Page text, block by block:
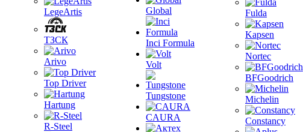
LegeArtis
ТЗСК
Arivo
Top Driver
Hartung
R-Steel
Global
Inci Formula
Volt
Tungstone
CAURA
Fulda
Kapsen
Nortec
BFGoodrich
Michelin
Constancy